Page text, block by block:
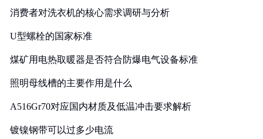
消费者对洗衣机的核心需求调研与分析
U型螺栓的国家标准
煤矿用电热取暖器是否符合防爆电气设备标准
照明母线槽的主要作用是什么
A516Gr70对应国内材质及低温冲击要求解析
镀镍钢带可以过多少电流